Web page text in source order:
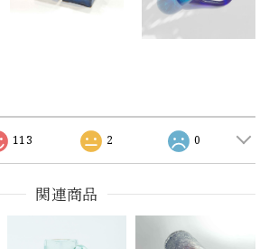
113 2 0
関連商品